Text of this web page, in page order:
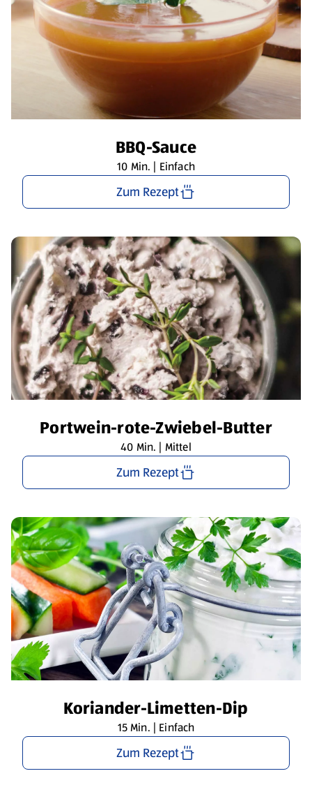
BBQ-Sauce
10 Min. | Einfach
Zum Rezept
Portwein-rote-Zwiebel-Butter
40 Min. | Mittel
Zum Rezept
Koriander-Limetten-Dip
15 Min. | Einfach
Zum Rezept